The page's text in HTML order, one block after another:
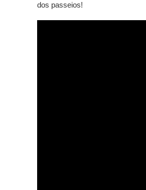
dos passeios!